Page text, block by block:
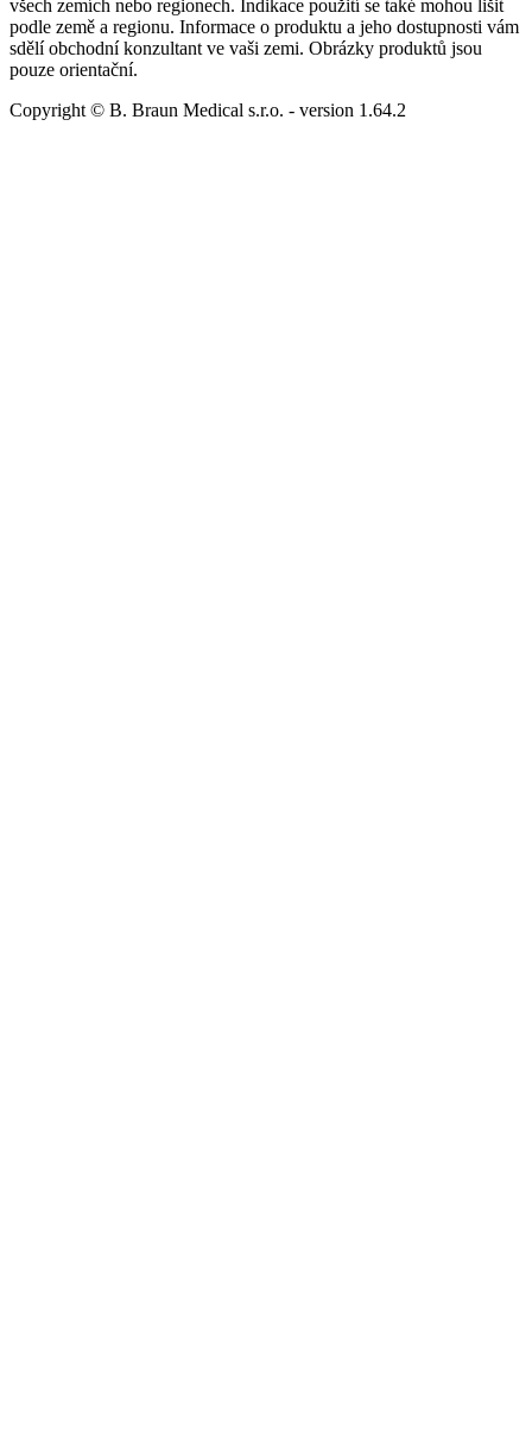
všech zemích nebo regionech. Indikace použití se také mohou lišit
podle země a regionu. Informace o produktu a jeho dostupnosti vám
sdělí obchodní konzultant ve vaši zemi. Obrázky produktů jsou
pouze orientační.
Copyright © B. Braun Medical s.r.o. - version 1.64.2